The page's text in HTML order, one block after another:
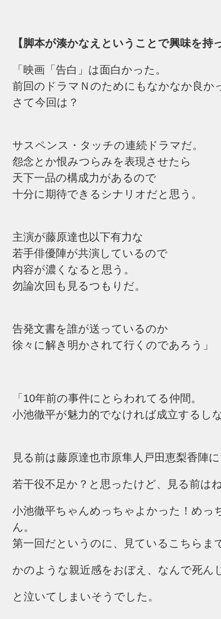
【脚本が湊かなえということで興味を持
「映画「告白」は面白かった。
前回のドラマＮのためにもなかなか良か
さて今回は？
サスペンス・タッチの連続ドラマだ。
怨念とか恨みつらみを表現させたら
天下一品の構成力があるので
十分に期待できるシナリオだと思う。
主演が藤原達也以下有力な
若手俳優陣が共演しているので
内容が濃くなると思う。
勿論次回も見るつもりだ。
告発文書を誰が送っているのか
徐々に解き明かされて行くのであろう」
「 10年前の事件にとらわれてる仲間。
小池徹平が魅力的でなければ成立するし
見る前は藤原達也市原隼人戸田恵梨香陣
若干役不足か？と思ったけど、見る前は
小池徹平ちゃんめっちゃよかった！めっ
ん。
第一回だというのに、見ているこちらま
かのような親近感をおぼえ、なんで死ん
と泣いてしまいそうでした。